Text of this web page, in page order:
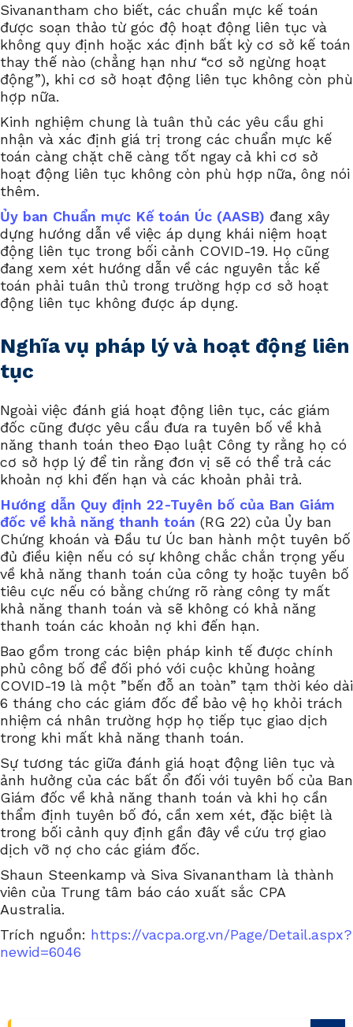
Sivanantham cho biết, các chuẩn mực kế toán
được soạn thảo từ góc độ hoạt động liên tục và
không quy định hoặc xác định bất kỳ cơ sở kế toán
thay thế nào (chẳng hạn như “cơ sở ngừng hoạt
động”), khi cơ sở hoạt động liên tục không còn phù
hợp nữa.
Kinh nghiệm chung là tuân thủ các yêu cầu ghi
nhận và xác định giá trị trong các chuẩn mực kế
toán càng chặt chẽ càng tốt ngay cả khi cơ sở
hoạt động liên tục không còn phù hợp nữa, ông nói
thêm.
Ủy ban Chuẩn mực Kế toán Úc (AASB) đang xây
dựng hướng dẫn về việc áp dụng khái niệm hoạt
động liên tục trong bối cảnh COVID-19. Họ cũng
đang xem xét hướng dẫn về các nguyên tắc kế
toán phải tuân thủ trong trường hợp cơ sở hoạt
động liên tục không được áp dụng.
Nghĩa vụ pháp lý và hoạt động liên
tục
Ngoài việc đánh giá hoạt động liên tục, các giám
đốc cũng được yêu cầu đưa ra tuyên bố về khả
năng thanh toán theo Đạo luật Công ty rằng họ có
cơ sở hợp lý để tin rằng đơn vị sẽ có thể trả các
khoản nợ khi đến hạn và các khoản phải trả.
Hướng dẫn Quy định 22-Tuyên bố của Ban Giám
đốc về khả năng thanh toán (RG 22) của Ủy ban
Chứng khoán và Đầu tư Úc ban hành một tuyên bố
đủ điều kiện nếu có sự không chắc chắn trọng yếu
về khả năng thanh toán của công ty hoặc tuyên bố
tiêu cực nếu có bằng chứng rõ ràng công ty mất
khả năng thanh toán và sẽ không có khả năng
thanh toán các khoản nợ khi đến hạn.
Bao gồm trong các biện pháp kinh tế được chính
phủ công bố để đối phó với cuộc khủng hoảng
COVID-19 là một ”bến đỗ an toàn” tạm thời kéo dài
6 tháng cho các giám đốc để bảo vệ họ khỏi trách
nhiệm cá nhân trường hợp họ tiếp tục giao dịch
trong khi mất khả năng thanh toán.
Sự tương tác giữa đánh giá hoạt động liên tục và
ảnh hưởng của các bất ổn đối với tuyên bố của Ban
Giám đốc về khả năng thanh toán và khi họ cần
thẩm định tuyên bố đó, cần xem xét, đặc biệt là
trong bối cảnh quy định gần đây về cứu trợ giao
dịch vỡ nợ cho các giám đốc.
Shaun Steenkamp và Siva Sivanantham là thành
viên của Trung tâm báo cáo xuất sắc CPA
Australia.
Trích nguồn: https://vacpa.org.vn/Page/Detail.aspx?
newid=6046